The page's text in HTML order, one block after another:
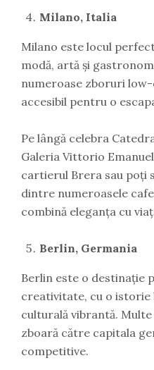
Milano, Italia
Milano este locul
modă, artă și
numeroase zboruri
accesibil pentru o
Pe lângă celebra
Galeria Vittorio
cartierul Brera sau poți
dintre numeroasele
combină eleganța cu
Berlin, Germania
Berlin este o destinație
creativitate, cu o istorie
culturală vibrantă.
zboară către capitala
competitive.